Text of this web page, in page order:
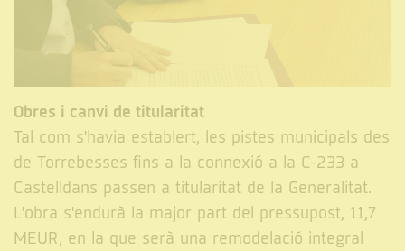
Obres i canvi de titularitat
Tal com s'havia establert, les pistes municipals des
de Torrebesses fins a la connexió a la C-233 a
Castelldans passen a titularitat de la Generalitat.
L'obra s'endurà la major part del pressupost, 11,7
MEUR, en la que serà una remodelació integral